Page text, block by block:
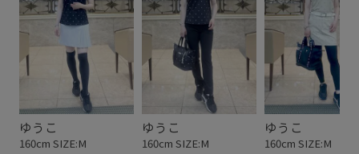
ゆうこ
160cm SIZE:M
ゆうこ
160cm SIZE:M
ゆうこ
160cm SIZE:M